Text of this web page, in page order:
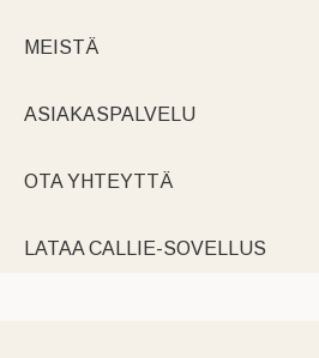
MEISTÄ
ASIAKASPALVELU
OTA YHTEYTTÄ
LATAA CALLIE-SOVELLUS